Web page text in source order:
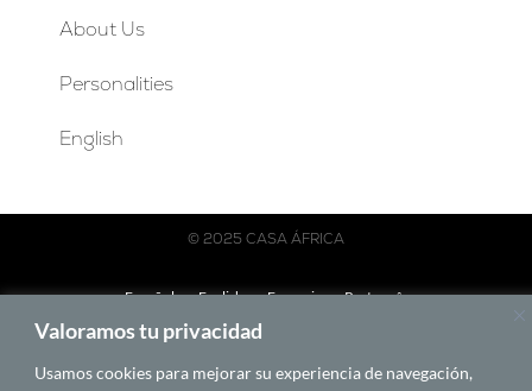
Valoramos tu privacidad
Usamos cookies para mejorar su experiencia de navegación,
About Us
Personalities
English
© 2025 CASA ÁFRICA
Español English Français Português